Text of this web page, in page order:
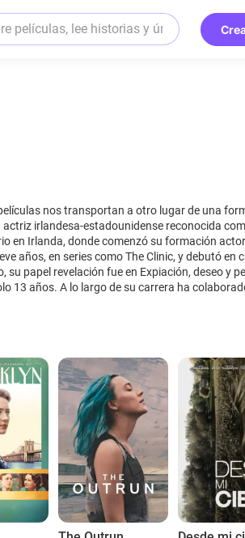
nos transportan a otro lugar de una
irlandesa-estadounidense reconocida
en Irlanda, donde comenzó su formación
años, en series como The Clinic, y debutó en
papel revelación fue en Expiación, deseo y
13 años. A lo largo de su carrera ha
recuperación que regresa a las islas Orcadas,
drama histórico Blitz, dirigido por Steve
Ronan ha demostrado una afinada
con naturalidad el cine independiente